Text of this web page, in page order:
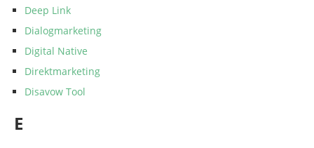
Deep Link
Dialogmarketing
Digital Native
Direktmarketing
Disavow Tool
E